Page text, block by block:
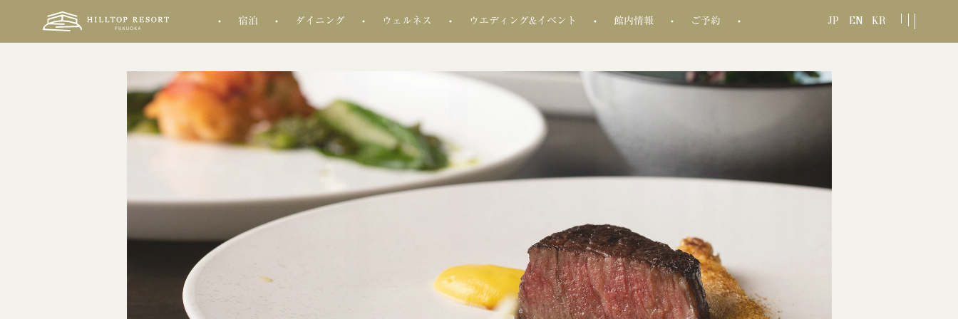
宿泊 ダイニング ウェルネス ウエディング&イベント 館内情報 ご予約 JP EN KR